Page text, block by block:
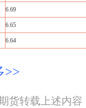
6.69
6.65
6.64
>>
货转载上述内